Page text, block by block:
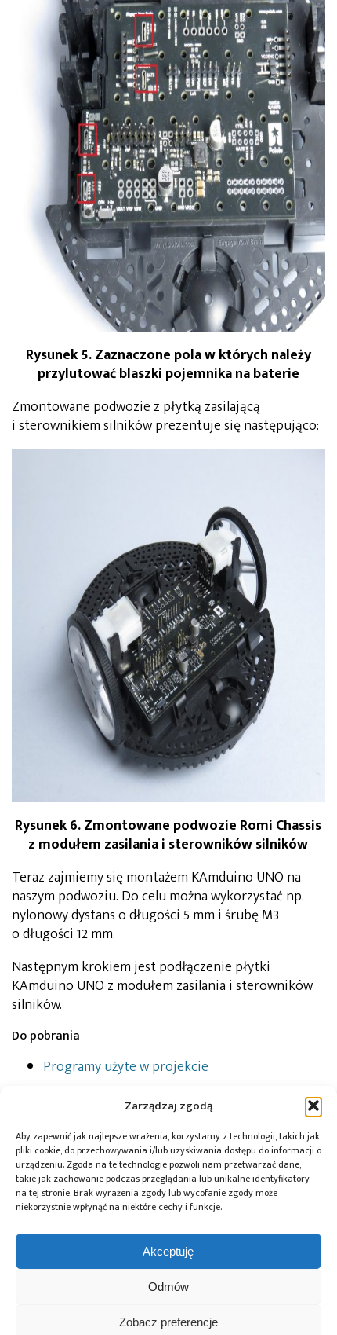
Zarządzaj zgodą
Aby zapewnić jak najlepsze wrażenia, korzystamy z technologii, takich jak
pliki cookie, do przechowywania i/lub uzyskiwania dostępu do informacji o
urządzeniu. Zgoda na te technologie pozwoli nam przetwarzać dane,
takie jak zachowanie podczas przeglądania lub unikalne identyfikatory
na tej stronie. Brak wyrażenia zgody lub wycofanie zgody może
niekorzystnie wpłynąć na niektóre cechy i funkcje.
Akceptuję
Odmów
Zobacz preferencje
Rysunek 5.Zaznaczone pola w których należy
przylutować blaszki pojemnika na baterie
Zmontowane podwozie z płytką zasilającą
i sterownikiem silników prezentuje się następująco:
Rysunek 6. Zmontowane podwozie Romi Chassis
z modułem zasilania i sterowników silników
Teraz zajmiemy się montażem KAmduino UNO na
naszym podwoziu. Do celu można wykorzystać np.
nylonowy dystans o długości 5 mm i śrubę M3
o długości 12 mm.
Następnym krokiem jest podłączenie płytki
KAmduino UNO z modułem zasilania i sterowników
silników.
Do pobrania
Programy użyte w projekcie
Autor:Patryk Mądry
Tagi:Arduino,enkoder,KAmduino UNO